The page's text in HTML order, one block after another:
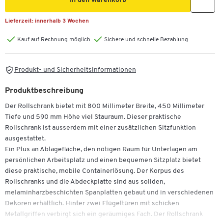
Lieferzeit: innerhalb 3 Wochen
Kauf auf Rechnung möglich Sichere und schnelle Bezahlung
Produkt- und Sicherheitsinformationen
Produktbeschreibung
Der Rollschrank bietet mit 800 Millimeter Breite, 450 Millimeter
Tiefe und 590 mm Höhe viel Stauraum. Dieser praktische
Rollschrank ist ausserdem mit einer zusätzlichen Sitzfunktion
ausgestattet.
Ein Plus an Ablagefläche, den nötigen Raum für Unterlagen am
persönlichen Arbeitsplatz und einen bequemen Sitzplatz bietet
diese praktische, mobile Containerlösung. Der Korpus des
Rollschranks und die Abdeckplatte sind aus soliden,
melaminharzbeschichten Spanplatten gebaut und in verschiedenen
Dekoren erhältlich. Hinter zwei Flügeltüren mit schicken
Metallgriffen verbirgt sich ein geräumiges Fach. Der Rollschrank